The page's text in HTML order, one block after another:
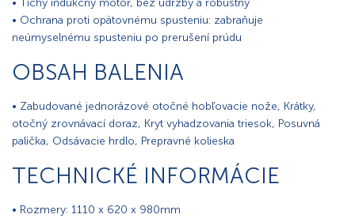
• Tichý indukčný motor, bez údržby a robustný
• Ochrana proti opätovnému spusteniu: zabraňuje
neúmyselnému spusteniu po prerušení prúdu
OBSAH BALENIA
• Zabudované jednorázové otočné hobľovacie nože, Krátky,
otočný zrovnávací doraz, Kryt vyhadzovania triesok, Posuvná
palička, Odsávacie hrdlo, Prepravné kolieska
TECHNICKÉ INFORMÁCIE
• Rozmery: 1110 x 620 x 980mm